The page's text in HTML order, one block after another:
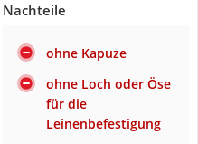
Nachteile
ohne Kapuze
ohne Loch oder Öse
für die
Leinenbefestigung